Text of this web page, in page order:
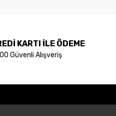
KARTI İLE ÖDEME
Güvenli Alışveriş